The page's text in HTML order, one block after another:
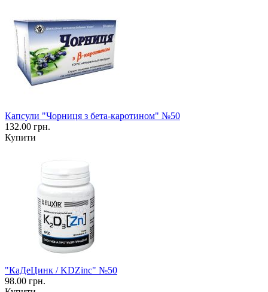
Капсули "Чорниця з бета-каротином" №50
132.00 грн.
Купити
"КаДеЦинк / KDZinc" №50
98.00 грн.